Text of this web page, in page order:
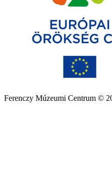
Ferenczy Múzeumi Centrum ©